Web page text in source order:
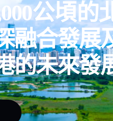
公頃的
融合發展
的未來發